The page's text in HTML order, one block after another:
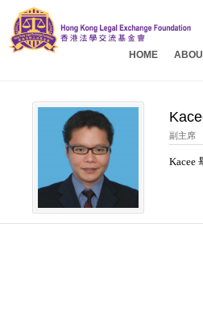
HOME
副主席
Kacee